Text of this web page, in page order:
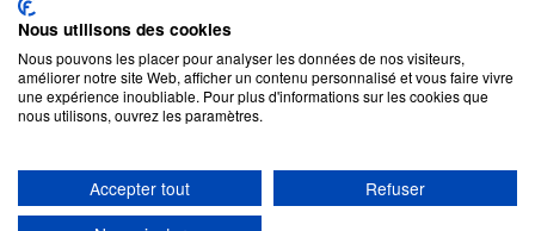
NOUVEAUTÉS
PROMOTIONS
CGV
CONFIDENTIALITÉ
MENTIONS LÉGALES
NOTRE BLOG
www.toiture-online.com © 2010-2026 / Agymat SARL
Nous utilisons des cookies
Nous pouvons les placer pour analyser les données de nos visiteurs,
améliorer notre site Web, afficher un contenu personnalisé et vous faire vivre
une expérience inoubliable. Pour plus d'informations sur les cookies que
nous utilisons, ouvrez les paramètres.
Accepter tout
Refuser